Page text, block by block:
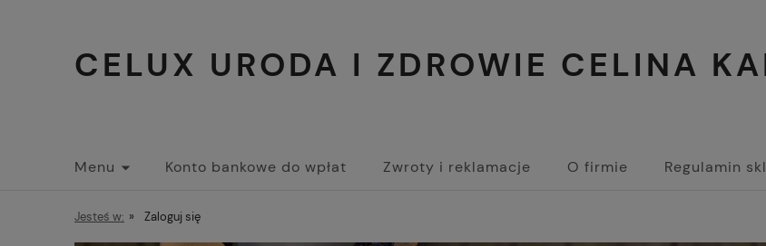
CELUX URODA I ZDROWIE CELINA
Menu Konto bankowe do wpłat Zwroty i reklamacje O firmie Regulamin
Jesteś w: » Zaloguj się